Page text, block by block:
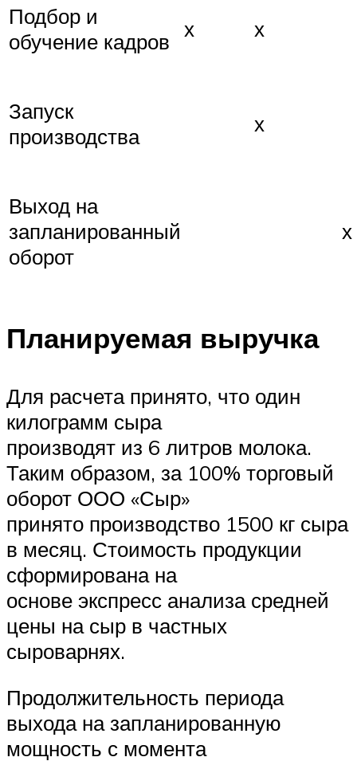
Подбор и
обучение кадров х х
Запуск
производства
х
Выход на
запланированный
оборот
х
Планируемая выручка
Для расчета принято, что один
килограмм сыра
производят из 6 литров молока.
Таким образом, за 100% торговый
оборот ООО «Сыр»
принято производство 1500 кг сыра
в месяц. Стоимость продукции
сформирована на
основе экспресс анализа средней
цены на сыр в частных
сыроварнях.
Продолжительность периода
выхода на запланированную
мощность с момента